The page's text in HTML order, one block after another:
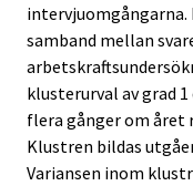
samband mellan
klusterurval av grad
flera gånger om året
Klustren bildas
Variansen inom